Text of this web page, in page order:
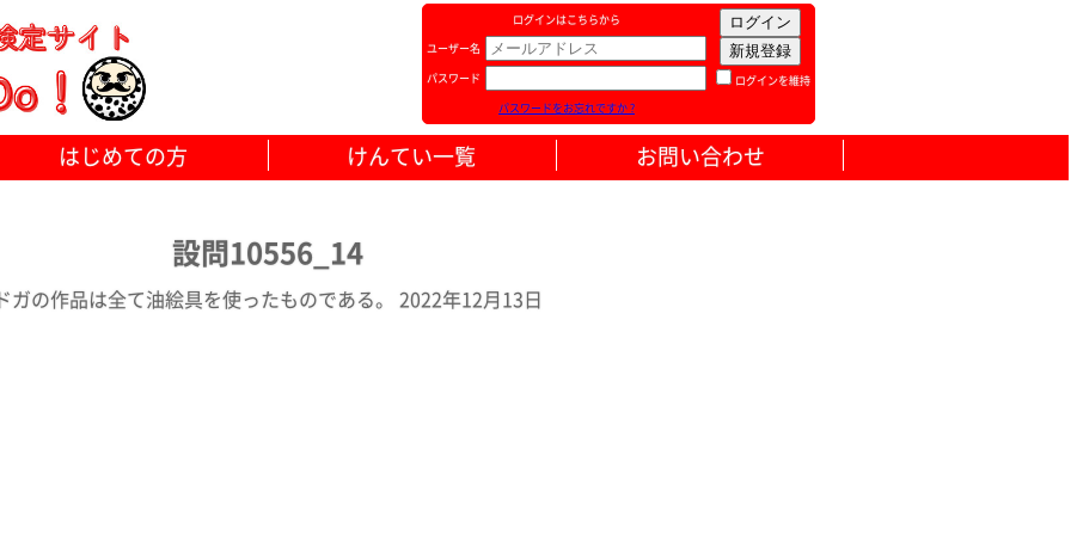
ログインはこちらから
ログインを維持
ユーザー名
パスワード
パスワードをお忘れですか ?
はじめての方 けんてい一覧 お問い合わせ
設問10556_14
ガの作品は全て油絵具を使ったものである。 2022年12月13日